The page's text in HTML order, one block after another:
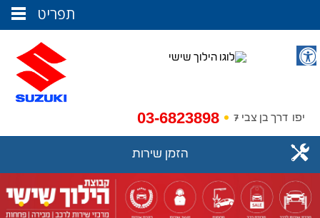
יפו 03-6823898 דרך בן צבי 7
הזמן שירות
תפריט